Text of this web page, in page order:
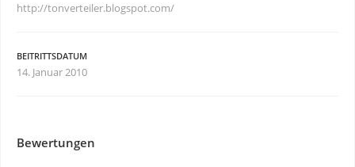
http://tonverteiler.blogspot.com/
BEITRITTSDATUM
14. Januar 2010
Bewertungen